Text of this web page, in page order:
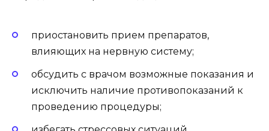
приостановить прием препаратов,
влияющих на нервную систему;
обсудить с врачом возможные показания и
исключить наличие противопоказаний к
проведению процедуры;